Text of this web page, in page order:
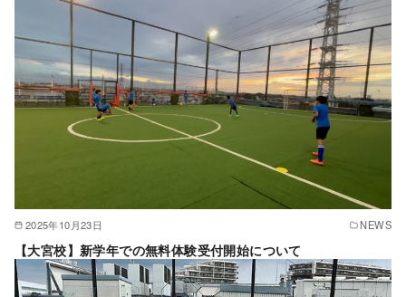
2025年10月23日 NEWS
【大宮校】新学年での無料体験受付開始について